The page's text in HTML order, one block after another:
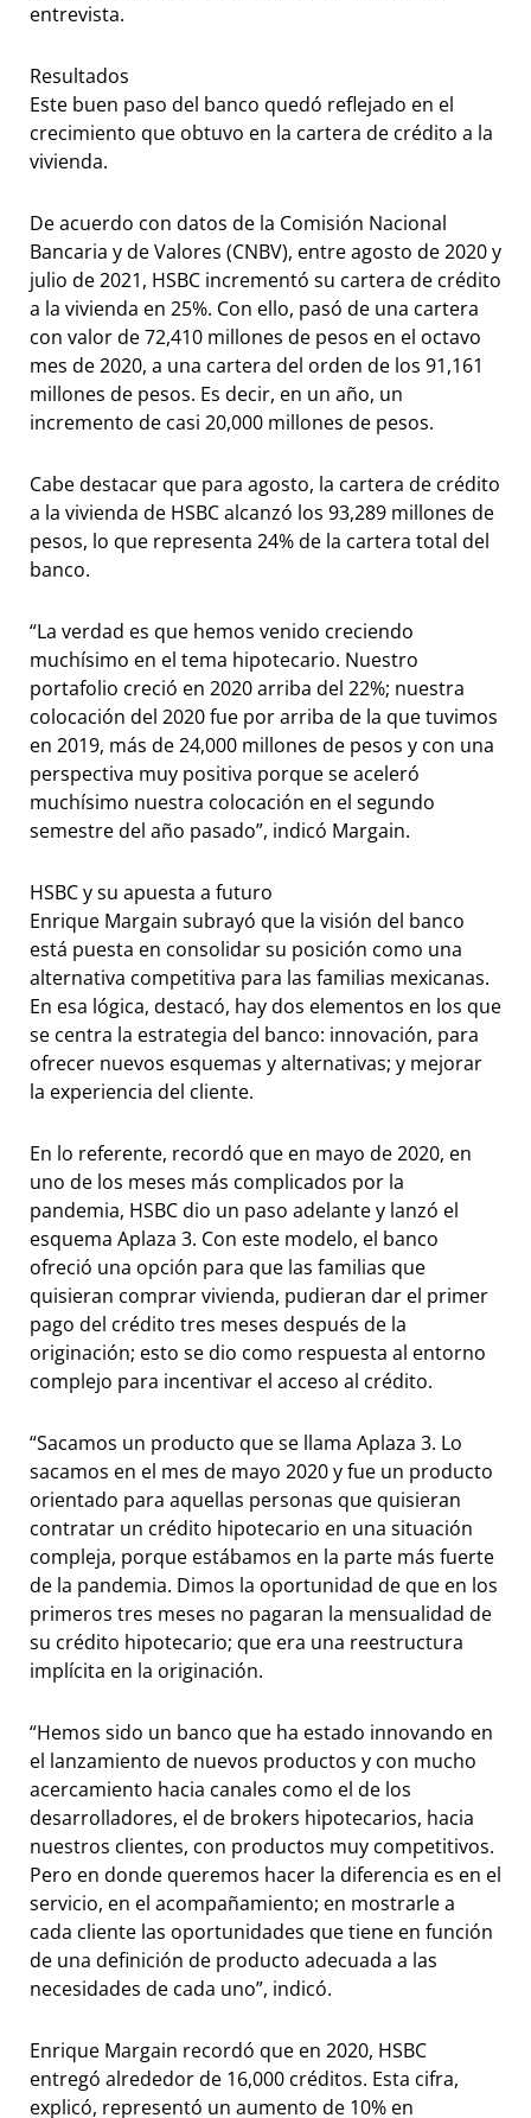
entrevista.
Resultados
Este buen paso del banco quedó reflejado en el
crecimiento que obtuvo en la cartera de crédito a la
vivienda.
De acuerdo con datos de la Comisión Nacional
Bancaria y de Valores (CNBV), entre agosto de 2020 y
julio de 2021, HSBC incrementó su cartera de crédito
a la vivienda en 25%. Con ello, pasó de una cartera
con valor de 72,410 millones de pesos en el octavo
mes de 2020, a una cartera del orden de los 91,161
millones de pesos. Es decir, en un año, un
incremento de casi 20,000 millones de pesos.
Cabe destacar que para agosto, la cartera de crédito
a la vivienda de HSBC alcanzó los 93,289 millones de
pesos, lo que representa 24% de la cartera total del
banco.
“La verdad es que hemos venido creciendo
muchísimo en el tema hipotecario. Nuestro
portafolio creció en 2020 arriba del 22%; nuestra
colocación del 2020 fue por arriba de la que tuvimos
en 2019, más de 24,000 millones de pesos y con una
perspectiva muy positiva porque se aceleró
muchísimo nuestra colocación en el segundo
semestre del año pasado”, indicó Margain.
HSBC y su apuesta a futuro
Enrique Margain subrayó que la visión del banco
está puesta en consolidar su posición como una
alternativa competitiva para las familias mexicanas.
En esa lógica, destacó, hay dos elementos en los que
se centra la estrategia del banco: innovación, para
ofrecer nuevos esquemas y alternativas; y mejorar
la experiencia del cliente.
En lo referente, recordó que en mayo de 2020, en
uno de los meses más complicados por la
pandemia, HSBC dio un paso adelante y lanzó el
esquema Aplaza 3. Con este modelo, el banco
ofreció una opción para que las familias que
quisieran comprar vivienda, pudieran dar el primer
pago del crédito tres meses después de la
originación; esto se dio como respuesta al entorno
complejo para incentivar el acceso al crédito.
“Sacamos un producto que se llama Aplaza 3. Lo
sacamos en el mes de mayo 2020 y fue un producto
orientado para aquellas personas que quisieran
contratar un crédito hipotecario en una situación
compleja, porque estábamos en la parte más fuerte
de la pandemia. Dimos la oportunidad de que en los
primeros tres meses no pagaran la mensualidad de
su crédito hipotecario; que era una reestructura
implícita en la originación.
“Hemos sido un banco que ha estado innovando en
el lanzamiento de nuevos productos y con mucho
acercamiento hacia canales como el de los
desarrolladores, el de brokers hipotecarios, hacia
nuestros clientes, con productos muy competitivos.
Pero en donde queremos hacer la diferencia es en el
servicio, en el acompañamiento; en mostrarle a
cada cliente las oportunidades que tiene en función
de una definición de producto adecuada a las
necesidades de cada uno”, indicó.
Enrique Margain recordó que en 2020, HSBC
entregó alrededor de 16,000 créditos. Esta cifra,
explicó, representó un aumento de 10% en